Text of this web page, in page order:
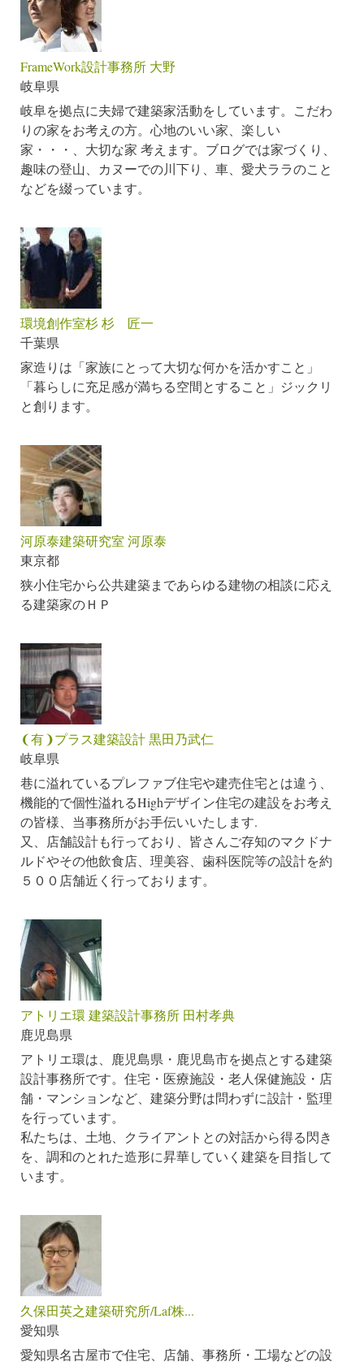
FrameWork設計事務所 大野
岐阜県
岐阜を拠点に夫婦で建築家活動をしています。こだわ
りの家をお考えの方。心地のいい家、楽しい
家・・・、大切な家 考えます。ブログでは家づくり、
趣味の登山、カヌーでの川下り、車、愛犬ララのこと
などを綴っています。
環境創作室杉 杉 匠一
千葉県
家造りは「家族にとって大切な何かを活かすこと」
「暮らしに充足感が満ちる空間とすること」ジックリ
と創ります。
河原泰建築研究室 河原泰
東京都
狭小住宅から公共建築まであらゆる建物の相談に応え
る建築家のＨＰ
❨有❩プラス建築設計 黒田乃武仁
岐阜県
巷に溢れているプレファブ住宅や建売住宅とは違う、
機能的で個性溢れるHighデザイン住宅の建設をお考え
の皆様、当事務所がお手伝いいたします.
又、店舗設計も行っており、皆さんご存知のマクドナ
ルドやその他飲食店、理美容、歯科医院等の設計を約
５００店舗近く行っております。
アトリエ環 建築設計事務所 田村孝典
鹿児島県
アトリエ環は、鹿児島県・鹿児島市を拠点とする建築
設計事務所です。住宅・医療施設・老人保健施設・店
舗・マンションなど、建築分野は問わずに設計・監理
を行っています。
私たちは、土地、クライアントとの対話から得る閃き
を、調和のとれた造形に昇華していく建築を目指して
います。
久保田英之建築研究所/Laf株...
愛知県
愛知県名古屋市で住宅、店舗、事務所・工場などの設